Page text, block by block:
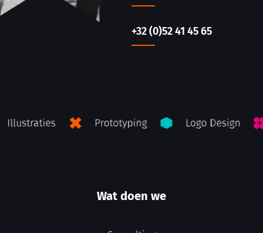
+32 (0)52 41 45 65
Wat doen we